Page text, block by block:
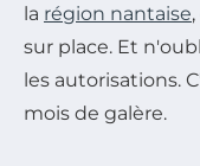
la région nantaise
sur place. Et
les autorisations.
mois de galère.